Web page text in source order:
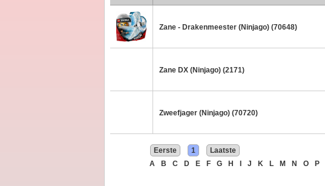
Zane - Drakenmeester (Ninjago) (70648)
Zane DX (Ninjago) (2171)
Zweefjager (Ninjago) (70720)
Eerste 1
Laatste
A
B C D E F G H J K L M N O P